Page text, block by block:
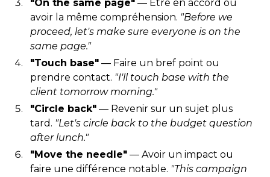
"On the same page" — Être en accord ou
avoir la même compréhension. "Before we
proceed, let's make sure everyone is on the
same page."
"Touch base" — Faire un bref point ou
prendre contact. "I'll touch base with the
client tomorrow morning."
"Circle back" — Revenir sur un sujet plus
tard. "Let's circle back to the budget question
after lunch."
"Move the needle" — Avoir un impact ou
faire une différence notable. "This campaign